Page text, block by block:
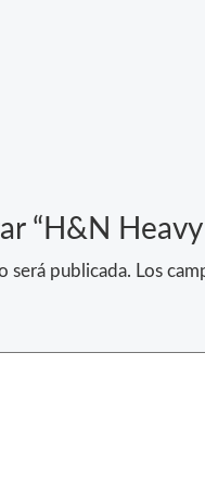
“H&N
será publicada. Los